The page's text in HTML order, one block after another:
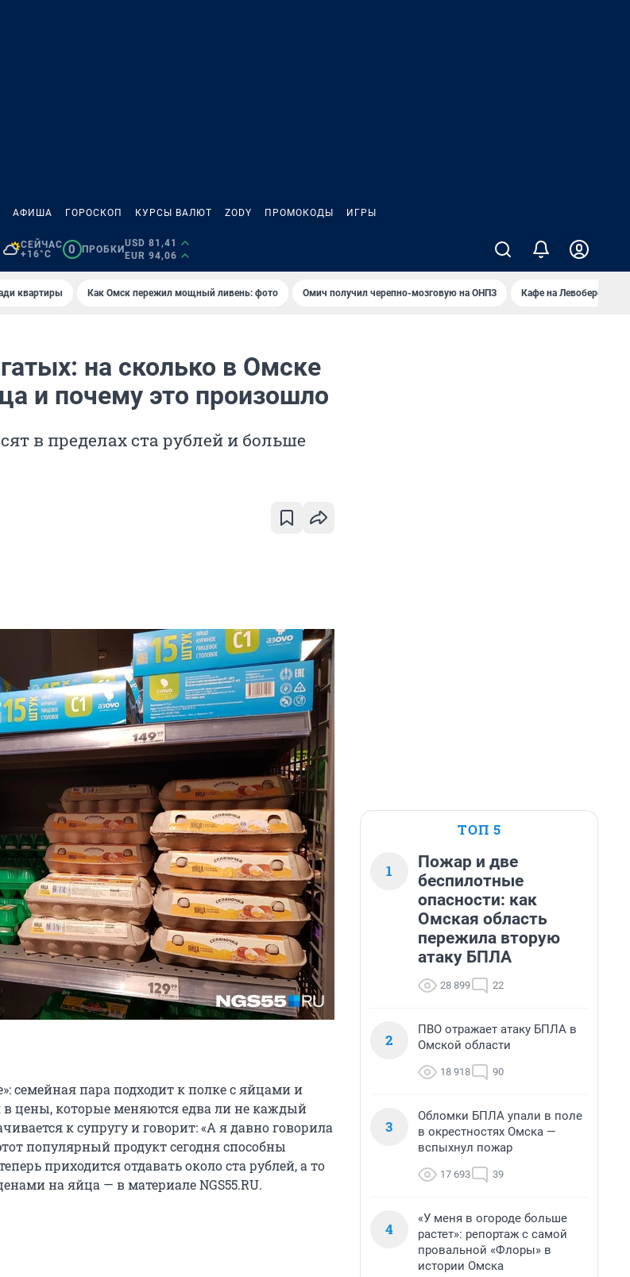
АФИША ГОРОСКОП КУРСЫ ВАЛЮТ ZODY ПРОМОКОДЫ ИГРЫ
СЕЙЧАС
+16°C
0 ПРОБКИ
USD 81,41
EUR 94,06
квартиры Как Омск пережил мощный ливень: фото Омич получил черепно-мозговую на ОНПЗ Кафе на Левобережье
на сколько в Омске
и почему это произошло
в пределах ста рублей и больше
семейная пара подходит к полке с яйцами и
в цены, которые меняются едва ли не каждый
к супругу и говорит: «А я давно говорила
популярный продукт сегодня способны
приходится отдавать около ста рублей, а то
на яйца — в материале NGS55.RU.
ТОП 5
1
Пожар и две
беспилотные
опасности: как
Омская область
пережила вторую
атаку БПЛА
28 899 22
2
ПВО отражает атаку БПЛА в
Омской области
18 918 90
3
Обломки БПЛА упали в поле
в окрестностях Омска —
вспыхнул пожар
17 693 39
4
«У меня в огороде больше
растет»: репортаж с самой
провальной «Флоры» в
истории Омска